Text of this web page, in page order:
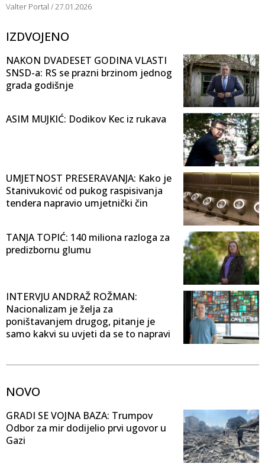
Valter Portal 27.01.2026
IZDVOJENO
NAKON DVADESET GODINA VLASTI
SNSD-a: RS se prazni brzinom jednog
grada godišnje
ASIM MUJKIĆ: Dodikov Kec iz rukava
UMJETNOST PRESERAVANJA: Kako je
Stanivuković od pukog raspisivanja
tendera napravio umjetnički čin
TANJA TOPIĆ: 140 miliona razloga za
predizbornu glumu
INTERVJU ANDRAŽ ROŽMAN:
Nacionalizam je želja za
poništavanjem drugog, pitanje je
samo kakvi su uvjeti da se to napravi
NOVO
GRADI SE VOJNA BAZA: Trumpov
Odbor za mir dodijelio prvi ugovor u
Gazi